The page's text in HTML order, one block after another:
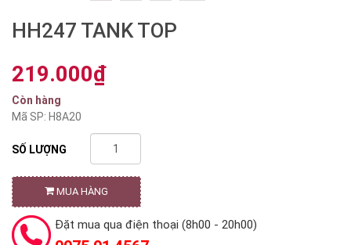
HH247 TANK TOP
219.000₫
Còn hàng
Mã SP: H8A20
SỐ LƯỢNG
MUA HÀNG
Đặt mua qua điện thoại (8h00 - 20h00)